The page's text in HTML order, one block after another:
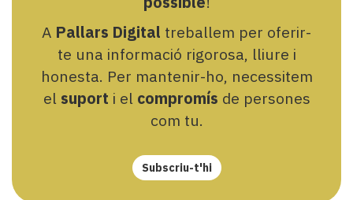
A Pallars Digital treballem per oferir-
te una informació rigorosa, lliure i
honesta. Per mantenir-ho, necessitem
el suport i el compromís de persones
com tu.
Subscriu-t'hi